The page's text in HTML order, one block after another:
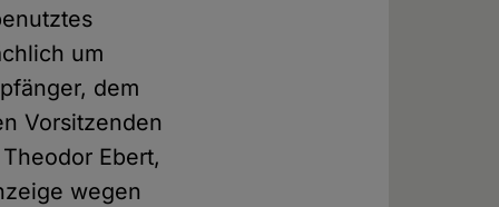
um
dem
Vorsitzenden
Ebert,
wegen